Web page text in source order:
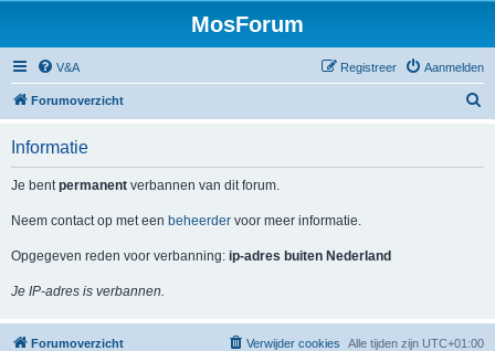
MosForum
V&A Aanmelden
Registreer
Forumoverzicht
Informatie
Je bentpermanent verbannen van dit forum.
Neem contact op met een beheerder voor meer informatie.
Opgegeven reden voor verbanning: ip-adres buiten Nederland
Je IP-adres is verbannen.
Forumoverzicht Alle tijden zijn UTC+01:00
Verwijder cookies